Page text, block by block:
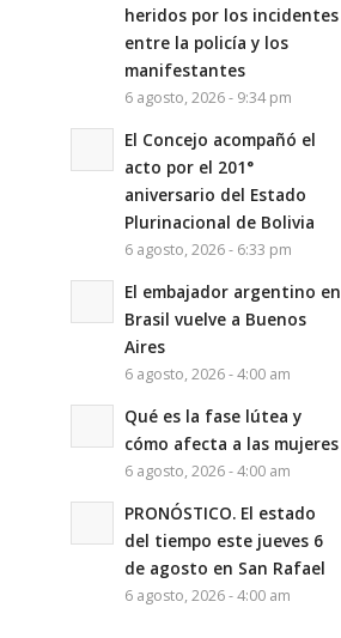
heridos por los incidentes
entre la policía y los
manifestantes
6 agosto, 2026 - 9:34 pm
El Concejo acompañó el
acto por el 201°
aniversario del Estado
Plurinacional de Bolivia
6 agosto, 2026 - 6:33 pm
El embajador argentino en
Brasil vuelve a Buenos
Aires
6 agosto, 2026 - 4:00 am
Qué es la fase lútea y
cómo afecta a las mujeres
6 agosto, 2026 - 4:00 am
PRONÓSTICO. El estado
del tiempo este jueves 6
de agosto en San Rafael
6 agosto, 2026 - 4:00 am